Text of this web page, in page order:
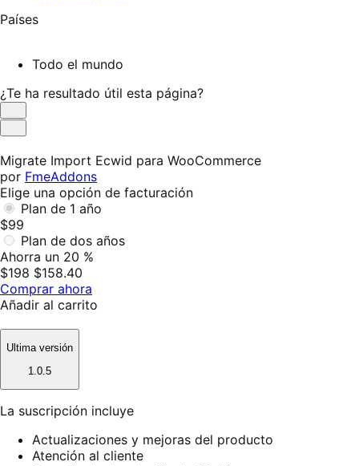
Países
Todo el mundo
¿Te ha resultado útil esta página?
Es
útil
No
útil
Migrate Import Ecwid para WooCommerce
por FmeAddons
Elige una opción de facturación
Plan de 1 año
$99
Plan de dos años
Ahorra un 20 %
$198 $158.40
Comprar ahora
Añadir al carrito
Ultima versión
1.0.5
La suscripción incluye
Actualizaciones y mejoras del producto
Atención al cliente